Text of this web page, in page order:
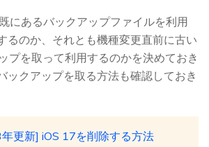
にあるバックアップファイルを利用
るのか、それとも機種変更直前に古い
プを取って利用するのかを決めておき
ックアップを取る方法も確認しておき
更新] iOS 17を削除する方法